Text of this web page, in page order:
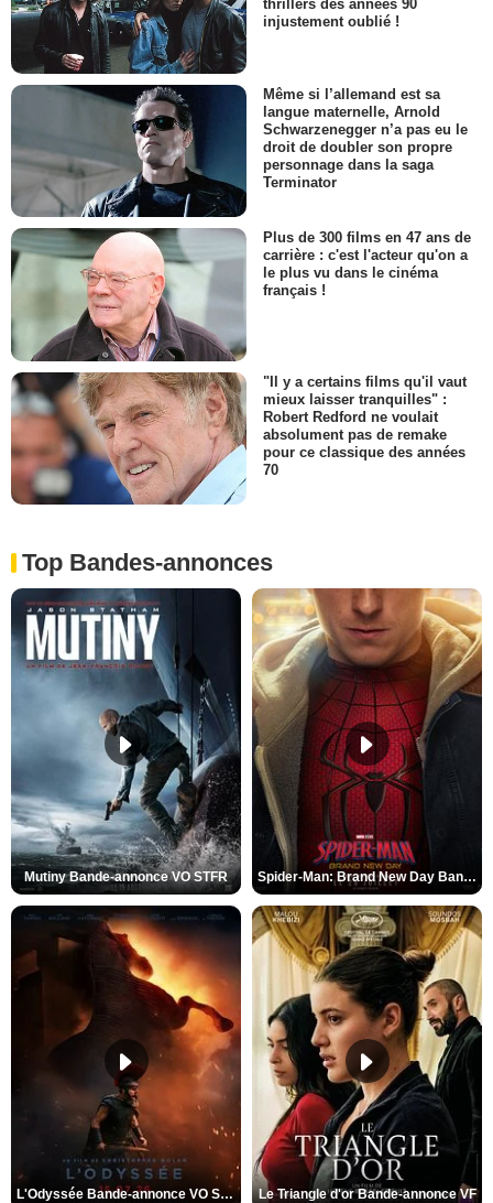
thrillers des années 90
injustement oublié !
Même si l’allemand est sa
langue maternelle, Arnold
Schwarzenegger n’a pas eu le
droit de doubler son propre
personnage dans la saga
Terminator
Plus de 300 films en 47 ans de
carrière : c'est l'acteur qu'on a
le plus vu dans le cinéma
français !
"Il y a certains films qu'il vaut
mieux laisser tranquilles" :
Robert Redford ne voulait
absolument pas de remake
pour ce classique des années
70
Top Bandes-annonces
Mutiny Bande-annonce VO STFR Spider-Man: Brand New Day Bande-annonce VO STFR
L'Odyssée Bande-annonce VO STFR Le Triangle d'or Bande-annonce VF